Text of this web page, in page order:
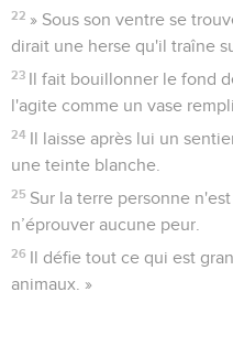
22 » Sous son ventre se
dirait une herse qu'il traîne
23 Il fait bouillonner le fond
l'agite comme un vase
24 Il laisse après lui un
une teinte blanche.
25 Sur la terre personne
n’éprouver aucune peur.
26 Il défie tout ce qui est
animaux. »